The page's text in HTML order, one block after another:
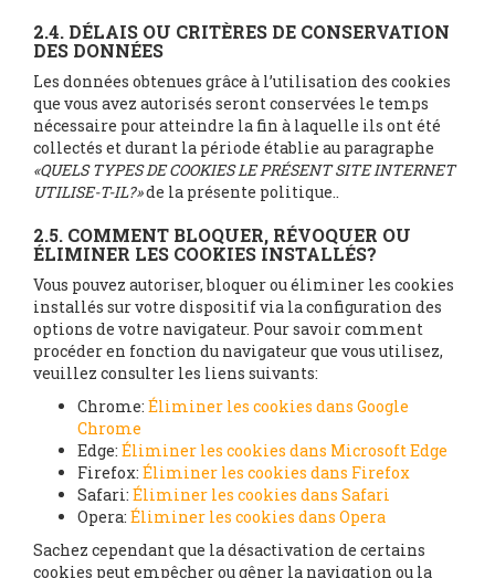
2.4. DÉLAIS OU CRITÈRES DE CONSERVATION
DES DONNÉES
Les données obtenues grâce à l’utilisation des cookies
que vous avez autorisés seront conservées le temps
nécessaire pour atteindre la fin à laquelle ils ont été
collectés et durant la période établie au paragraphe
«QUELS TYPES DE COOKIES LE PRÉSENT SITE INTERNET
UTILISE-T-IL?»de la présente politique..
2.5. COMMENT BLOQUER, RÉVOQUER OU
ÉLIMINER LES COOKIES INSTALLÉS?
Vous pouvez autoriser, bloquer ou éliminer les cookies
installés sur votre dispositif via la configuration des
options de votre navigateur. Pour savoir comment
procéder en fonction du navigateur que vous utilisez,
veuillez consulter les liens suivants:
Chrome: Éliminer les cookies dans Google
Chrome
Edge: Éliminer les cookies dans Microsoft Edge
Firefox: Éliminer les cookies dans Firefox
Safari: Éliminer les cookies dans Safari
Opera: Éliminer les cookies dans Opera
Sachez cependant que la désactivation de certains
cookies peut empêcher ou gêner la navigation ou la